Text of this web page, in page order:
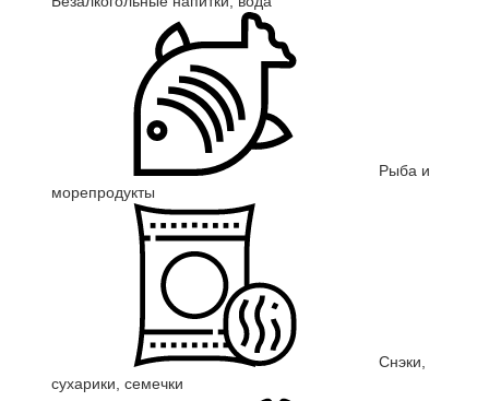
Рыба и
морепродукты
Снэки,
сухарики, семечки